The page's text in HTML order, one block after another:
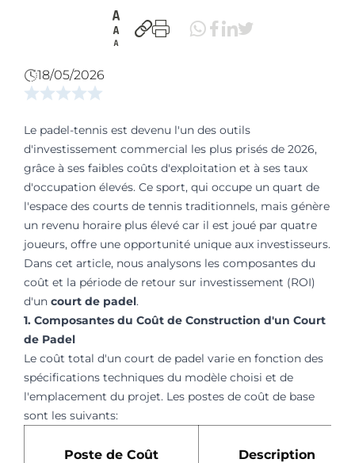
18/05/2026
Le padel-tennis est devenu l'un des outils
d'investissement commercial les plus prisés de 2026,
grâce à ses faibles coûts d'exploitation et à ses taux
d'occupation élevés. Ce sport, qui occupe un quart de
l'espace des courts de tennis traditionnels, mais génère
un revenu horaire plus élevé car il est joué par quatre
joueurs, offre une opportunité unique aux investisseurs.
Dans cet article, nous analysons les composantes du
coût et la période de retour sur investissement (ROI)
d'un court de padel.
1. Composantes du Coût de Construction d'un Court
de Padel
Le coût total d'un court de padel varie en fonction des
spécifications techniques du modèle choisi et de
l'emplacement du projet. Les postes de coût de base
sont les suivants:
Poste de Coût Description